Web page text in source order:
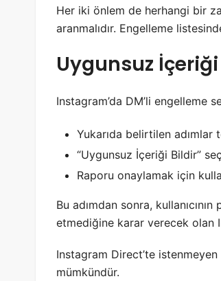
Her iki önlem de herhangi bir
aranmalıdır. Engelleme
Uygunsuz
Instagram’da DM’li engelleme
Yukarıda belirtilen adımlar
“Uygunsuz İçeriği Bildir”
Raporu onaylamak için
Bu adımdan sonra,
etmediğine karar verecek olan
Instagram Direct’te
mümkündür.